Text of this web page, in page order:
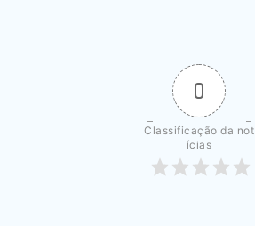
0
Classificação da not
ícias